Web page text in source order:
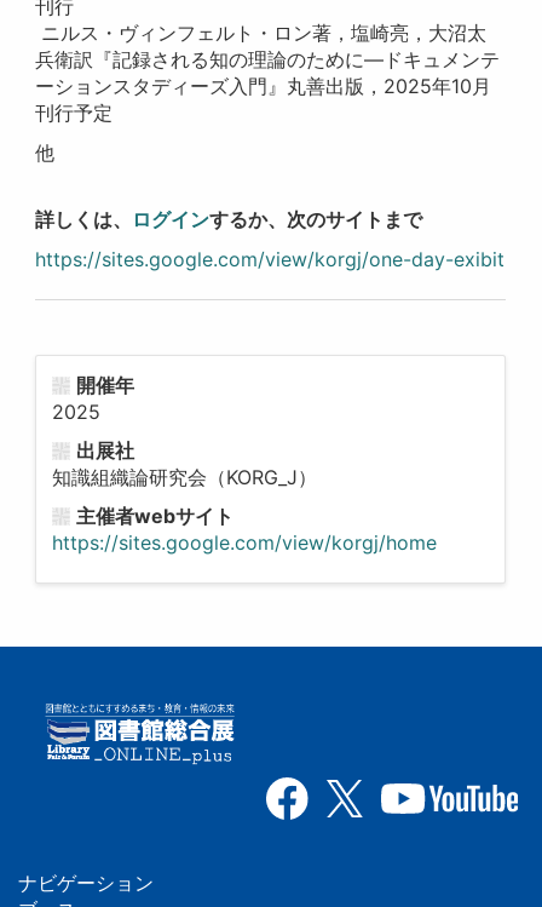
刊行
ニルス・ヴィンフェルト・ロン著，塩崎亮，大沼太
兵衛訳『記録される知の理論のために—ドキュメンテ
ーションスタディーズ入門』丸善出版，2025年10月
刊行予定
他
詳しくは、 ログインするか、次のサイトまで
https://sites.google.com/view/korgj/one-day-exibit
開催年
2025
出展社
知識組織論研究会（KORG_J）
主催者webサイト
https://sites.google.com/view/korgj/home
ナビゲーション